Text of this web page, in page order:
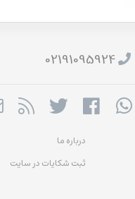
02191095924
درباره ما
ثبت شکایات در سایت